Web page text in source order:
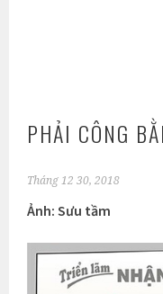
PHẢI CÔNG
Tháng 12 30, 2018
Ảnh: Sưu tầm